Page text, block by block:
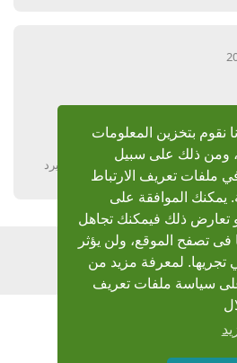
نقوم بتخزين المعلومات
ومن ذلك على سبيل
ملفات تعريف الارتباط
يمكنك الموافقة على
تعارض ذلك فيمكنك تجاهل
تصفح الموقع، ولن يؤثر
تجريها. لمعرفة مزيد من
على سياسة ملفات تعريف
يرد